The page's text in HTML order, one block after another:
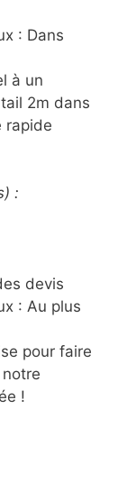
: Dans
à un
2m dans
rapide
:
devis
: Au plus
pour faire
!